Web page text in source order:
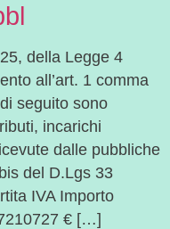
della Legge 4
all’art. 1 comma
seguito sono
incarichi
dalle pubbliche
del D.Lgs 33
IVA Importo
€ […]